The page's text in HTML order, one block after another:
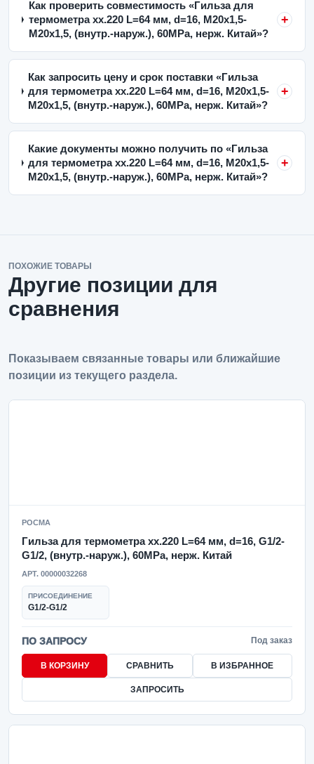
Как проверить совместимость «Гильза для
термометра xx.220 L=64 мм, d=16, М20х1,5-
М20х1,5, (внутр.-наруж.), 60MPa, нерж. Китай»?
Как запросить цену и срок поставки «Гильза
для термометра xx.220 L=64 мм, d=16, М20х1,5-
М20х1,5, (внутр.-наруж.), 60MPa, нерж. Китай»?
Какие документы можно получить по «Гильза
для термометра xx.220 L=64 мм, d=16, М20х1,5-
М20х1,5, (внутр.-наруж.), 60MPa, нерж. Китай»?
ПОХОЖИЕ ТОВАРЫ
Другие позиции для
сравнения
Показываем связанные товары или ближайшие
позиции из текущего раздела.
РОСМА
Гильза для термометра xx.220 L=64 мм, d=16, G1/2-
G1/2, (внутр.-наруж.), 60MPa, нерж. Китай
АРТ. 00000032268
ПРИСОЕДИНЕНИЕ
G1/2-G1/2
ПО ЗАПРОСУ Под заказ
В КОРЗИНУ СРАВНИТЬ В ИЗБРАННОЕ
ЗАПРОСИТЬ